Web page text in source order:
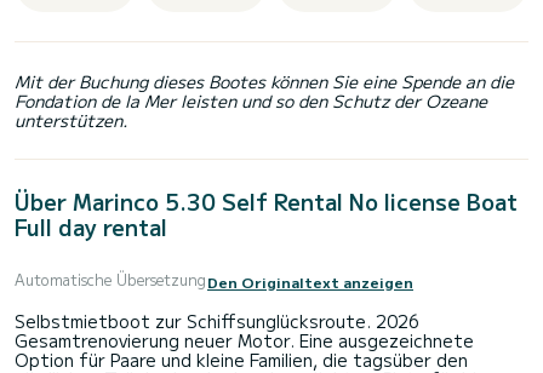
Mit der Buchung dieses Bootes können Sie eine Spende an die
Fondation de la Mer leisten und so den Schutz der Ozeane
unterstützen.
Über Marinco 5.30 Self Rental No license Boat
Full day rental
Automatische ÜbersetzungDen Originaltext anzeigen
Selbstmietboot zur Schiffsunglücksroute. 2026
Gesamtrenovierung neuer Motor. Eine ausgezeichnete
Option für Paare und kleine Familien, die tagsüber den